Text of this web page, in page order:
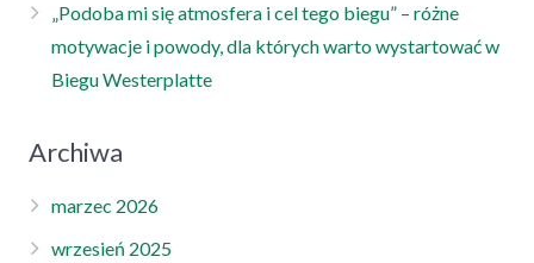
„Podoba mi się atmosfera i cel tego biegu” – różne
motywacje i powody, dla których warto wystartować w
Biegu Westerplatte
Archiwa
marzec 2026
wrzesień 2025